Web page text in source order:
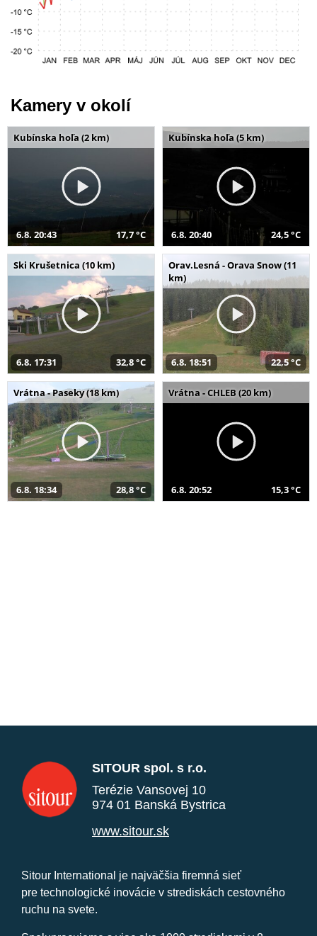
Kamery v okolí
Kubínska hoľa (2 km)
6.8. 20:43 17,7 °C
Kubínska hoľa (5 km)
6.8. 20:40 24,5 °C
Ski Krušetnica (10 km)
6.8. 17:31 32,8 °C
Orav.Lesná - Orava Snow (11
km)
6.8. 18:51 22,5 °C
Vrátna - Paseky (18 km)
6.8. 18:34 28,8 °C
Vrátna - CHLEB (20 km)
6.8. 20:52 15,3 °C
SITOUR spol. s r.o.
Terézie Vansovej 10
974 01 Banská Bystrica
www.sitour.sk
Sitour International je najväčšia firemná sieť
pre technologické inovácie v strediskách cestovného
ruchu na svete.